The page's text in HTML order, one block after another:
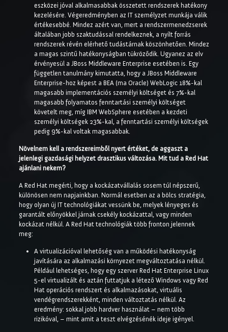
eszközei jóval alkalmasabbak összetett rendszerek hatékony
kezelésére. Végeredményben az IT személyzet munkája válik
értékesebbé. Mindez azért van, mert a rendszermenedzserek
általában jobb szaktudással rendelkeznek, a nyílt forrás
rendszerek révén elérhető tudástárnak köszönhetően. Mindez
a magas szintű hatékonyságban tükröződik. Ugyanez az elv
érvényesül a JBoss Middleware Enterprise esetében is. Egy
független tanulmány kimutatta, hogy a JBoss Middleware
Enterprise-hoz képest a BEA (ma Oracle) WebLogic 18%-kal
magasabb implementációs személyi költséget és 7%-kal
magasabb folyamatos fenntartási személyi költséget
követelt meg, míg IBM WebSphere esetében a kezdeti
személyi költségek 23%-kal, a fenntartási személyi költségek
pedig 9%-kal voltak magasabbak.
Növelnem kell a rendszereimből nyert értéket, de aggaszt a
jelenlegi gazdasági helyzet drasztikus változása. Mit tud a Red Hat
ajánlani nekem?
A Red Hat megérti, hogy a kockázatvállalás sosem túl népszerű,
különösen nem napjainkban. Normál esetben az a bölcs stratégia,
hogy olyan új IT technológiákat vessünk be, melyek lényeges és
garantált előnyökkel járnak csekély kockázattal, vagy minden
kockázat nélkül. A Red Hat technológiák több fronton jelennek
meg:
A virtualizációval lehetőség van a működési hatékonyság
javítására az alkalmazási környezet megváltoztatása nélkül.
Például lehetséges, hogy egy szerver Red Hat Enterprise Linux
5-el virtualizált és aztán futtatjuk a létező Windows vagy Red
Hat operációs rendszert és alkalmazásokat, virtuális
vendégrendszerekként, minden változtatás nélkül. Az
eredmény: sokkal jobb hardver használat – nem több
rizikóval, – mint amit a teszt elvégzésénék ideje igényel.